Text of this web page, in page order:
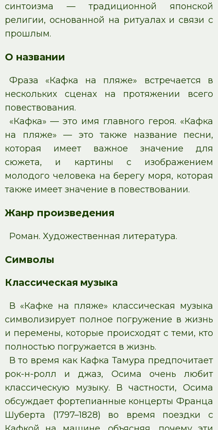
синтоизма — традиционной японской
религии, основанной на ритуалах и связи с
прошлым.
О названии
Фраза «Кафка на пляже» встречается в
нескольких сценах на протяжении всего
повествования.
«Кафка» — это имя главного героя. «Кафка
на пляже» — это также название песни,
которая имеет важное значение для
сюжета, и картины с изображением
молодого человека на берегу моря, которая
также имеет значение в повествовании.
Жанр произведения
Роман. Художественная литература.
Символы
Классическая музыка
В «Кафке на пляже» классическая музыка
символизирует полное погружение в жизнь
и перемены, которые происходят с теми, кто
полностью погружается в жизнь.
В то время как Кафка Тамура предпочитает
рок-н-ролл и джаз, Осима очень любит
классическую музыку. В частности, Осима
обсуждает фортепианные концерты Франца
Шуберта (1797–1828) во время поездки с